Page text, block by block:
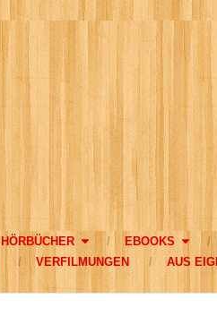
HÖRBÜCHER EBOOKS
VERFILMUNGEN AUS